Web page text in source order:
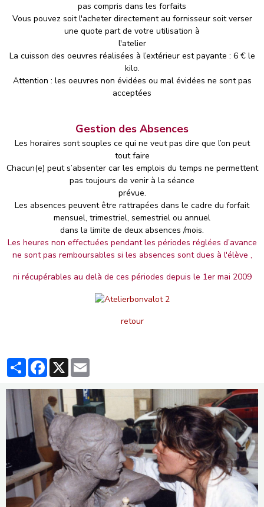
pas compris dans les forfaits
Vous pouvez soit l'acheter directement au fornisseur soit verser
une quote part de votre utilisation à
l'atelier
La cuisson des oeuvres réalisées à l’extérieur est payante : 6 € le
kilo.
Attention : les oeuvres non évidées ou mal évidées ne sont pas
acceptées
Gestion des Absences
Les horaires sont souples ce qui ne veut pas dire que l’on peut
tout faire
Chacun(e) peut s’absenter car les emplois du temps ne permettent
pas toujours de venir à la séance
prévue.
Les absences peuvent être rattrapées dans le cadre du forfait
mensuel, trimestriel, semestriel ou annuel
dans la limite de deux absences /mois.
Les heures non effectuées pendant les périodes réglées d’avance
ne sont pas remboursables si les absences sont dues à l'élève ,
ni récupérables au delà de ces périodes depuis le 1er mai 2009
retour
PartagerFacebook
X